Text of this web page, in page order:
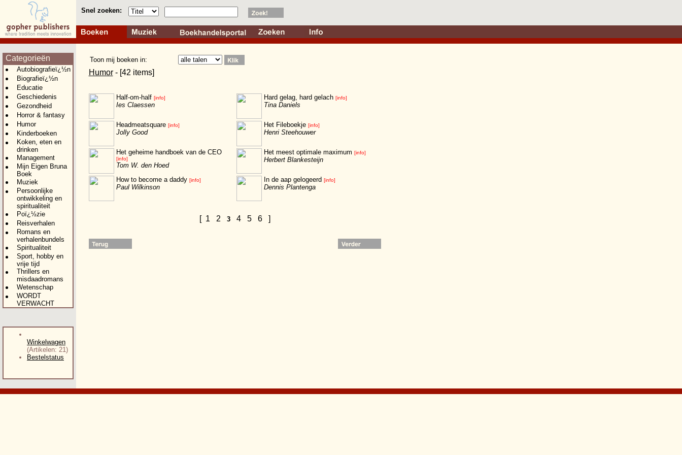
Snel zoeken:
Categorieën
Autobiografieï¿½n
Biografieï¿½n
Educatie
Geschiedenis
Gezondheid
Horror & fantasy
Humor
Kinderboeken
Koken, eten en
drinken
Management
Mijn Eigen Bruna
Boek
Muziek
Persoonlijke
ontwikkeling en
spiritualiteit
Poï¿½zie
Reisverhalen
Romans en
verhalenbundels
Spiritualiteit
Sport, hobby en
vrije tijd
Thrillers en
misdaadromans
Wetenschap
WORDT
VERWACHT
Winkelwagen
(Artikelen: 21)
Bestelstatus
Toon mij boeken in:
Humor- [42 items]
Half-om-half [info]
Ies Claessen
Hard gelag, hard gelach [info]
Tina Daniels
Headmeatsquare [info]
Jolly Good
Het Fileboekje [info]
Henri Steehouwer
Het geheime handboek van de CEO
[info]
Tom W. den Hoed
Het meest optimale maximum [info]
Herbert Blankesteijn
How to become a daddy [info]
Paul Wilkinson
In de aap gelogeerd [info]
Dennis Plantenga
[ 1 2 3 4 5 6 ]